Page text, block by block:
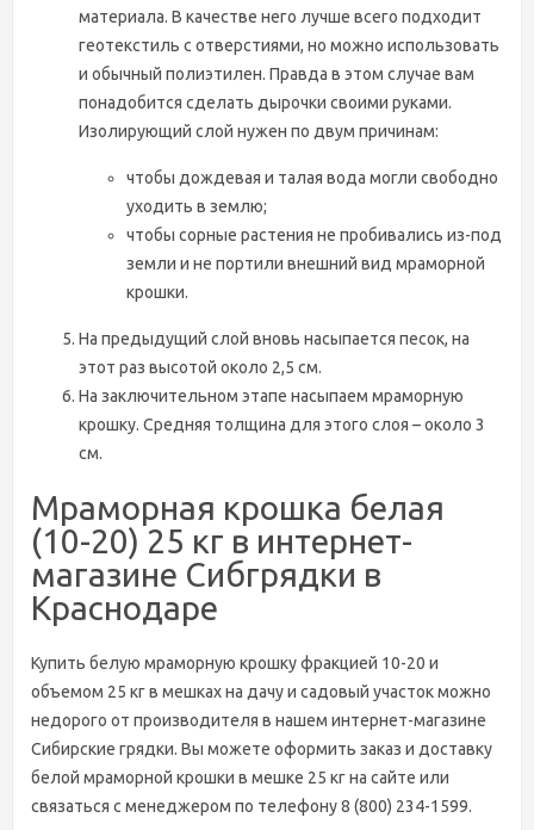
материала. В качестве него лучше всего подходит
геотекстиль с отверстиями, но можно использовать
и обычный полиэтилен. Правда в этом случае вам
понадобится сделать дырочки своими руками.
Изолирующий слой нужен по двум причинам:
чтобы дождевая и талая вода могли свободно
уходить в землю;
чтобы сорные растения не пробивались из-под
земли и не портили внешний вид мраморной
крошки.
На предыдущий слой вновь насыпается песок, на
этот раз высотой около 2,5 см.
На заключительном этапе насыпаем мраморную
крошку. Средняя толщина для этого слоя – около 3
см.
Мраморная крошка белая
(10-20) 25 кг в интернет-
магазине Сибгрядки в
Краснодаре
Купить белую мраморную крошку фракцией 10-20 и
объемом 25 кг в мешках на дачу и садовый участок можно
недорого от производителя в нашем интернет-магазине
Сибирские грядки. Вы можете оформить заказ и доставку
белой мраморной крошки в мешке 25 кг на сайте или
связаться с менеджером по телефону 8 (800) 234-1599.